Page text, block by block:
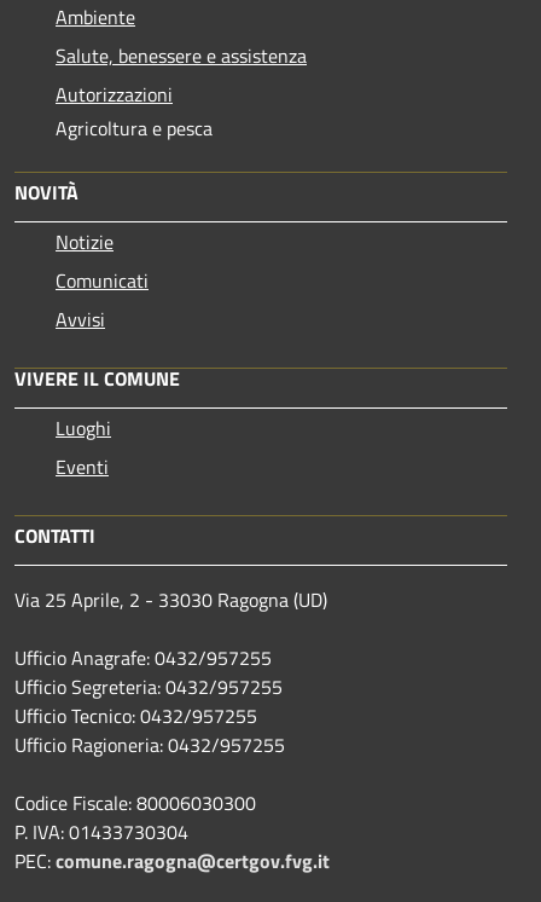
Ambiente
Salute, benessere e assistenza
Autorizzazioni
Agricoltura e pesca
NOVITÀ
Notizie
Comunicati
Avvisi
VIVERE IL COMUNE
Luoghi
Eventi
CONTATTI
Via 25 Aprile, 2 - 33030 Ragogna (UD)
Ufficio Anagrafe: 0432/957255
Ufficio Segreteria: 0432/957255
Ufficio Tecnico: 0432/957255
Ufficio Ragioneria: 0432/957255
Codice Fiscale: 80006030300
P. IVA: 01433730304
PEC:comune.ragogna@certgov.fvg.it